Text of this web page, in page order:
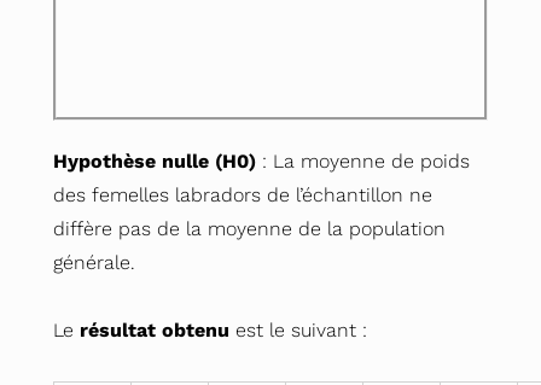
Hypothèse nulle (H0) : La moyenne de poids
des femelles labradors de l’échantillon ne
diffère pas de la moyenne de la population
générale.
Le résultat obtenu est le suivant :